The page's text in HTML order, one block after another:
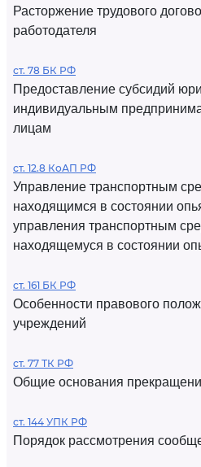
Расторжение трудового
работодателя
ст. 78 БК РФ
Предоставление субсидий
индивидуальным
лицам
ст. 12.8 КоАП РФ
Управление транспортным
находящимся в состоянии
управления транспортным
находящемуся в состоянии
ст. 161 БК РФ
Особенности правового
учреждений
ст. 77 ТК РФ
Общие основания
ст. 144 УПК РФ
Порядок рассмотрения